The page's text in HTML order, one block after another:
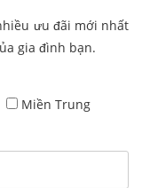
ưu đãi mới nhất
gia đình bạn.
Miền Trung